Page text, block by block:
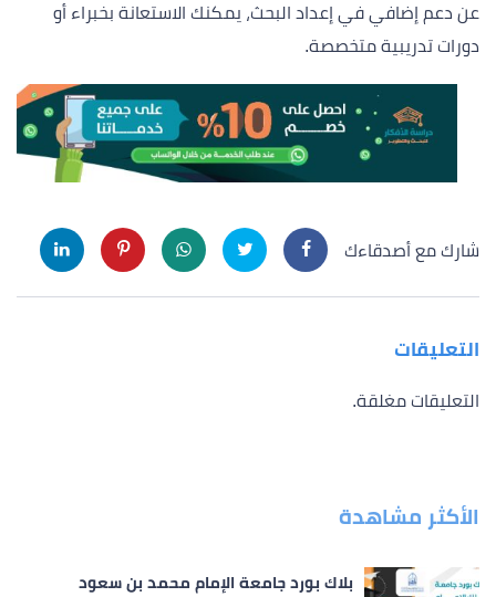
عن دعم إضافي في إعداد البحث، يمكنك الاستعانة بخبراء أو
دورات تدريبية متخصصة.
شارك مع أصدقاءك
التعليقات
التعليقات مغلقة.
الأكثر مشاهدة
بلاك بورد جامعة الإمام محمد بن سعود